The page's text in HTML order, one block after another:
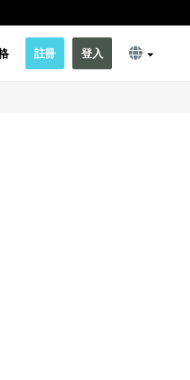
註冊 登入